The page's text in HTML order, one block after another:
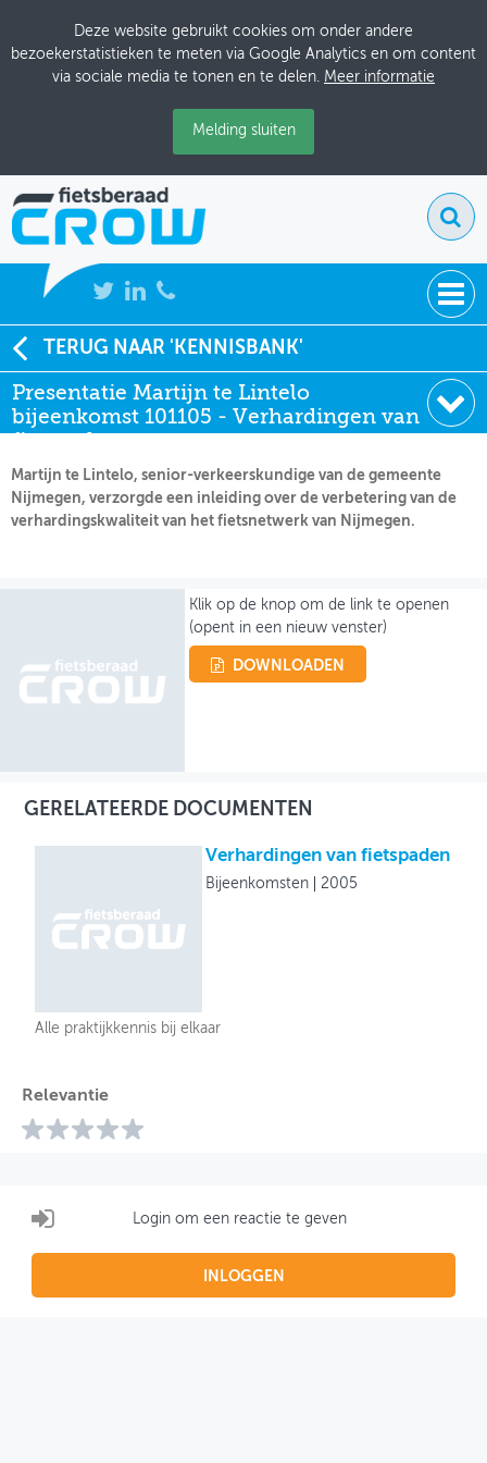
Deze website gebruikt cookies om onder andere
bezoekerstatistieken te meten via Google Analytics en om content
via sociale media te tonen en te delen. Meer informatie
Melding sluiten
NIEUWS
BIJEENKOMSTEN
KENNISBANK
ADRESSENBOEK
OVER FIETSBERAAD
GEBRUIKER
TERUG NAAR 'KENNISBANK'
Presentatie Martijn te Lintelo
bijeenkomst 101105 - Verhardingen van
Soort:
Presentatie
Auteur:
Martijn te Lintelo
Datum:
10-11-2005
Martijn te Lintelo, senior-verkeerskundige van de gemeente
Nijmegen, verzorgde een inleiding over de verbetering van de
verhardingskwaliteit van het fietsnetwerk van Nijmegen.
Klik op de knop om de link te openen
(opent in een nieuw venster)
DOWNLOADEN
GERELATEERDE DOCUMENTEN
Verhardingen van fietspaden
Bijeenkomsten 2005
Alle praktijkkennis bij elkaar
Relevantie
Login om een reactie te geven
INLOGGEN